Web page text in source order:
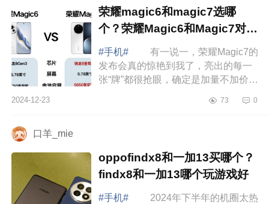
荣耀magic6和magic7选哪
个？荣耀Magic6和Magic7对比
哪个好
#手机#
有一说一，荣耀Magic7的
发布会真的惊艳到我了，亮出的每一
张“牌”都很抢眼，确定是加量不加价无
magic6和magic7选哪个？荣耀
2024-12-23 73 0
口羊_mie
oppofindx8和一加13买哪个？
findx8和一加13哪个玩游戏好
#手机#
2024年下半年的机圈太热